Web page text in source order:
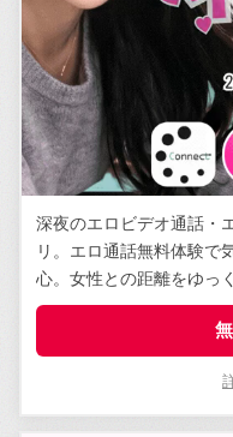
深夜のエロビデオ通話・
リ。エロ通話無料体験で
心。女性との距離をゆっ
支持されている。